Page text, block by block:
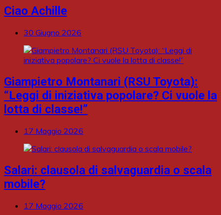
Ciao Achille
30 Giugno 2026
Giampietro Montanari (RSU Toyota):
“Leggi di iniziativa popolare? Ci vuole la
lotta di classe!”
17 Maggio 2026
Salari: clausola di salvaguardia o scala
mobile?
17 Maggio 2026